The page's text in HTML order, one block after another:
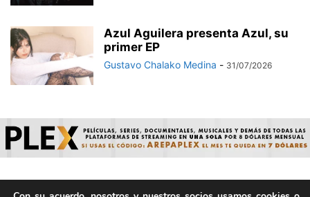
Azul Aguilera presenta Azul, su
primer EP
Gustavo Chalako Medina - 31/07/2026